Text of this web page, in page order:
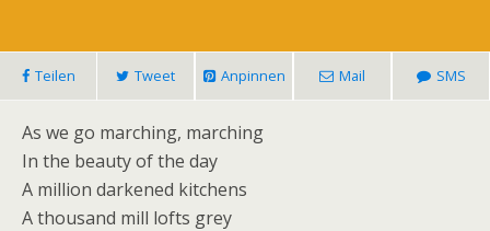
Teilen Tweet Anpinnen Mail SMS
As we go marching, marching
In the beauty of the day
A million darkened kitchens
A thousand mill lofts grey